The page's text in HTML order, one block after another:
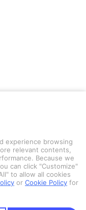
experience browsing
relevant contents,
Because we
can click "Customize"
to allow all cookies
or Cookie Policy for